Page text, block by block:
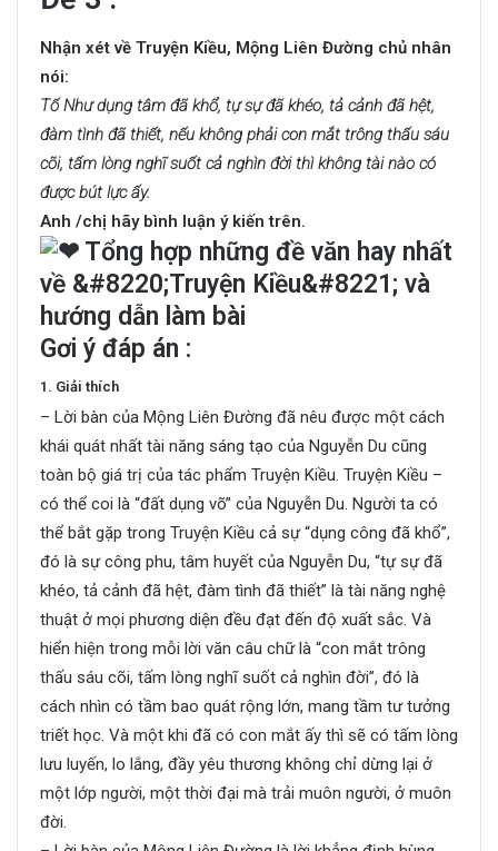
Nhận xét về Truyện Kiều, Mộng Liên Đường chủ nhân
nói:
Tố Như dụng tâm đã khổ, tự sự đã khéo, tả cảnh đã hệt,
đàm tình đã thiết, nếu không phải con mắt trông thấu sáu
cõi, tấm lòng nghĩ suốt cả nghìn đời thì không tài nào có
được bút lực ấy.
Anh /chị hãy bình luận ý kiến trên.
Gơi ý đáp án :
1. Giải thích
– Lời bàn của Mộng Liên Đường đã nêu được một cách
khái quát nhất tài năng sáng tạo của Nguyễn Du cũng
toàn bộ giá trị của tác phẩm Truyện Kiều. Truyện Kiều –
có thể coi là “đất dụng võ” của Nguyễn Du. Người ta có
thể bắt gặp trong Truyện Kiều cả sự “dụng công đã khổ”,
đó là sự công phu, tâm huyết của Nguyễn Du, “tự sự đã
khéo, tả cảnh đã hệt, đàm tình đã thiết” là tài năng nghệ
thuật ở mọi phương diện đều đạt đến độ xuất sắc. Và
hiển hiện trong mỗi lời văn câu chữ là “con mắt trông
thấu sáu cõi, tấm lòng nghĩ suốt cả nghìn đời”, đó là
cách nhìn có tầm bao quát rộng lớn, mang tầm tư tưởng
triết học. Và một khi đã có con mắt ấy thì sẽ có tấm lòng
lưu luyến, lo lắng, đầy yêu thương không chỉ dừng lại ở
một lớp người, một thời đại mà trải muôn người, ở muôn
đời.